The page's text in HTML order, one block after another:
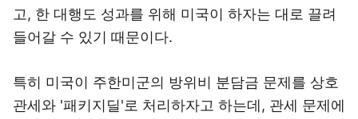
고, 한 대행도 성과를 위해 미국이 하자는 대로 끌려
들어갈 수 있기 때문이다.
특히 미국이 주한미군의 방위비 분담금 문제를 상호
관세와 '패키지딜'로 처리하자고 하는데, 관세 문제에